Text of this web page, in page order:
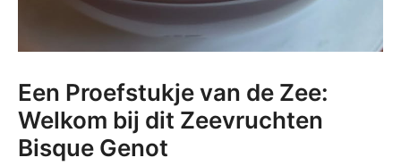
Een Proefstukje van de Zee:
Welkom bij dit Zeevruchten
Bisque Genot